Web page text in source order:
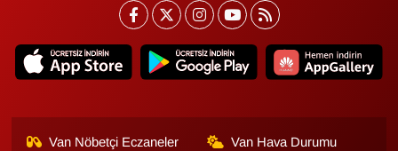
Van Nöbetçi Eczaneler Van Hava Durumu